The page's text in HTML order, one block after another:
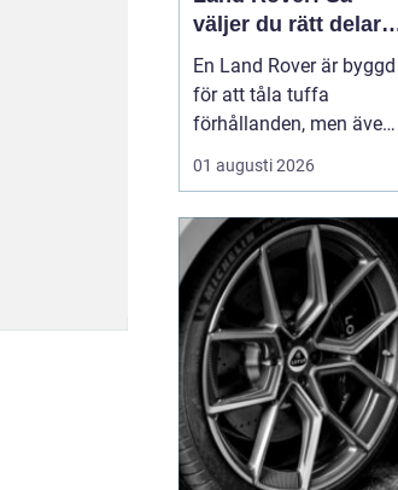
väljer du rätt delar
för lång livslängd
och trygg körning
En Land Rover är byggd
för att tåla tuffa
förhållanden, men även
den mest robusta bil
slits med tiden. När
drivlina börjar ge sig
avgör valet av delar hur
bilen kommer att fu...
01 augusti 2026